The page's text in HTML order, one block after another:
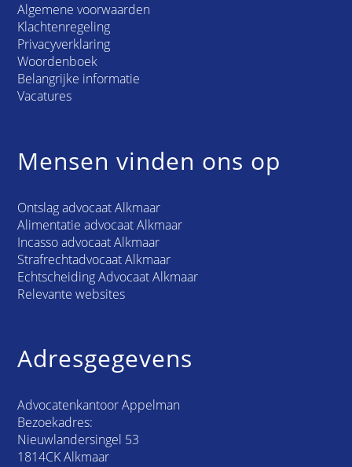
Algemene voorwaarden
Klachtenregeling
Privacyverklaring
Woordenboek
Belangrijke informatie
Vacatures
Mensen vinden ons op
Ontslag advocaat Alkmaar
Alimentatie advocaat Alkmaar
Incasso advocaat Alkmaar
Strafrechtadvocaat Alkmaar
Echtscheiding Advocaat Alkmaar
Relevante websites
Adresgegevens
Advocatenkantoor Appelman
Bezoekadres:
Nieuwlandersingel 53
1814CK Alkmaar